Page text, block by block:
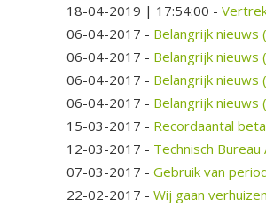
18-04-2019 | 17:54:00 -
06-04-2017 - Belangrijk nieuws
06-04-2017 - Belangrijk nieuws
06-04-2017 - Belangrijk nieuws
06-04-2017 - Belangrijk nieuws
15-03-2017 - Recordaantal
12-03-2017 - Technisch
07-03-2017 - Gebruik van
22-02-2017 - Wij gaan